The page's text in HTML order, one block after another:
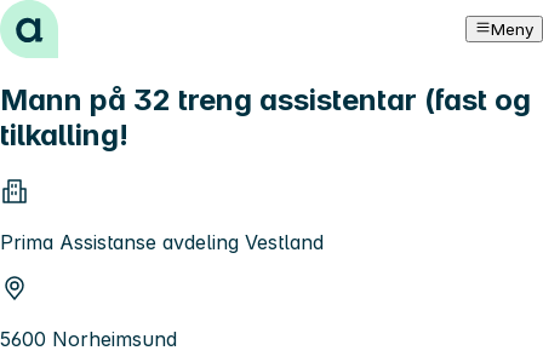
Hopp til innhold Meny
Mann på 32 treng assistentar (fast og
tilkalling!
Prima Assistanse avdeling Vestland
5600 Norheimsund